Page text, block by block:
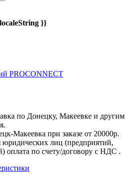
}}
PROCONNECT
по Донецку, Макеевке и другим
Макеевка при заказе от 20000р.
юридических лиц (предприятий,
оплата по счету/договору с НДС .